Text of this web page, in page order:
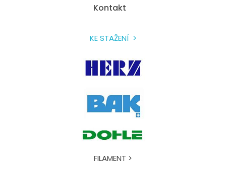
Kontakt
KE STAŽENÍ >
FILAMENT >